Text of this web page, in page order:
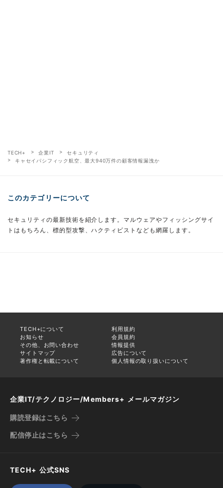
TECH+ 企業IT
セキュリティ
キャセイパシフィック航空、最大940万件の顧客情報漏洩か
このカテゴリーについて
セキュリティの最新技術を紹介します。マルウェアやフィッシングサイ
トはもちろん、標的型攻撃、ハクティビストなども網羅します。
TECH+について
利用規約
お知らせ
会員規約
その他、お問い合わせ
情報提供
サイトマップ
広告について
著作権と転載について
個人情報の取り扱いについて
企業IT/テクノロジー/Members+ メールマガジン
購読登録はこちら
配信停止はこちら
TECH+ 公式SNS